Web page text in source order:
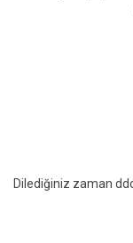
Dilediğiniz zaman